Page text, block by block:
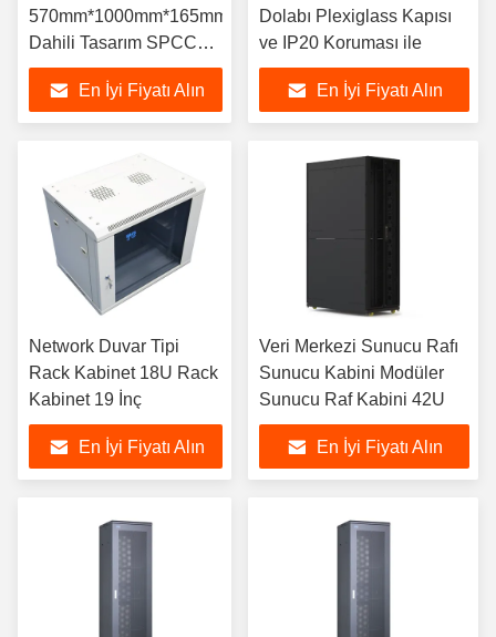
570mm*1000mm*165mm
Dahili Tasarım SPCC
Ağ Rack Kabinesi
En İyi Fiyatı Alın
Dolabı Plexiglass Kapısı
ve IP20 Koruması ile
En İyi Fiyatı Alın
Network Duvar Tipi
Rack Kabinet 18U Rack
Kabinet 19 İnç
En İyi Fiyatı Alın
Veri Merkezi Sunucu Rafı
Sunucu Kabini Modüler
Sunucu Raf Kabini 42U
En İyi Fiyatı Alın